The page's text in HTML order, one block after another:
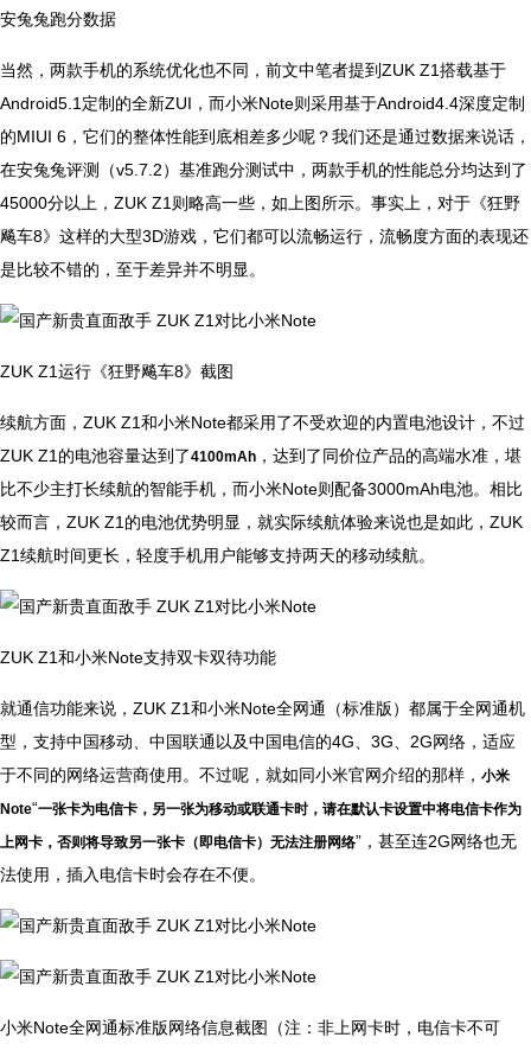
安兔兔跑分数据
当然，两款手机的系统优化也不同，前文中笔者提到ZUK Z1搭载基于
Android5.1定制的全新ZUI，而小米Note则采用基于Android4.4深度定制
的MIUI 6，它们的整体性能到底相差多少呢？我们还是通过数据来说话，
在安兔兔评测（v5.7.2）基准跑分测试中，两款手机的性能总分均达到了
45000分以上，ZUK Z1则略高一些，如上图所示。事实上，对于《狂野
飚车8》这样的大型3D游戏，它们都可以流畅运行，流畅度方面的表现还
是比较不错的，至于差异并不明显。
ZUK Z1运行《狂野飚车8》截图
续航方面，ZUK Z1和小米Note都采用了不受欢迎的内置电池设计，不过
ZUK Z1的电池容量达到了4100mAh ，达到了同价位产品的高端水准，堪
比不少主打长续航的智能手机，而小米Note则配备3000mAh电池。相比
较而言，ZUK Z1的电池优势明显，就实际续航体验来说也是如此，ZUK
Z1续航时间更长，轻度手机用户能够支持两天的移动续航。
ZUK Z1和小米Note支持双卡双待功能
就通信功能来说，ZUK Z1和小米Note全网通（标准版）都属于全网通机
型，支持中国移动、中国联通以及中国电信的4G、3G、2G网络，适应
于不同的网络运营商使用。不过呢，就如同小米官网介绍的那样， 小米
Note“一张卡为电信卡，另一张为移动或联通卡时，请在默认卡设置中将电信卡作为
上网卡，否则将导致另一张卡（即电信卡）无法注册网络”，甚至连2G网络也无
法使用，插入电信卡时会存在不便。
小米Note全网通标准版网络信息截图（注：非上网卡时，电信卡不可